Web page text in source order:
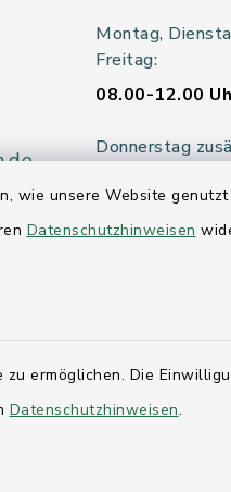
wie unsere Website
Datenschutzhinweisen
ermöglichen. Die
Datenschutzhinweisen.
Montag,
Freitag:
08.00-12.00
Donnerstag
Mittwoch:
115